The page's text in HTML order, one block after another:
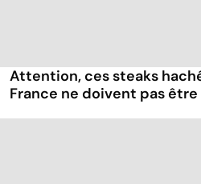
Attention, ces steaks
France ne doivent pas